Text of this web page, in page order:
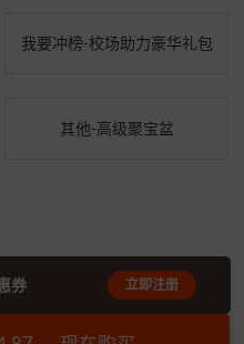
我要冲榜-校场助力豪华礼包
其他-高级聚宝盆
券 立即注册